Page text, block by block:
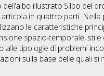
illustrato Silbo del
in quattro parti. Nella
le caratteristiche
spazio-temporale, stile
alle tipologie di problemi
sulla base delle quali si